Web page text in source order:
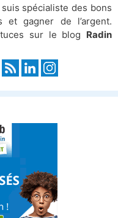
spécialiste des bons
et gagner de l’argent.
sur le blog Radin